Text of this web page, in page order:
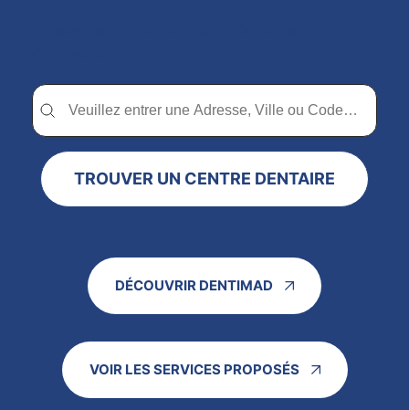
Trouver un centre dentaire Dentimad près de
Trouver un centre dentaire Dentimad près de chez vous
TROUVER UN CENTRE DENTAIRE
DÉCOUVRIR DENTIMAD
VOIR LES SERVICES PROPOSÉS